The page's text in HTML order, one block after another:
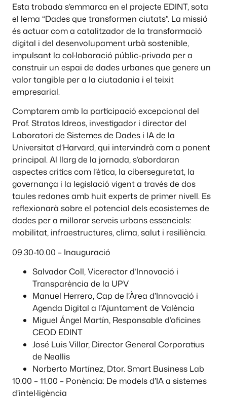
Esta trobada s’emmarca en el projecte EDINT, sota
el lema “Dades que transformen ciutats”. La missió
és actuar com a catalitzador de la transformació
digital i del desenvolupament urbà sostenible,
impulsant la col·laboració públic-privada per a
construir un espai de dades urbanes que genere un
valor tangible per a la ciutadania i el teixit
empresarial.
Comptarem amb la participació excepcional del
Prof. Stratos Idreos, investigador i director del
Laboratori de Sistemes de Dades i IA de la
Universitat d’Harvard, qui intervindrà com a ponent
principal. Al llarg de la jornada, s’abordaran
aspectes critics com l’ètica, la ciberseguretat, la
governança i la legislació vigent a través de dos
taules redones amb huit experts de primer nivell. Es
reflexionarà sobre el potencial dels ecosistemes de
dades per a millorar serveis urbans essencials:
mobilitat, infraestructures, clima, salut i resiliència.
09.30-10.00 – Inauguració
Salvador Coll, Vicerector d’Innovació i
Transparència de la UPV
Manuel Herrero, Cap de l’Àrea d’Innovació i
Agenda Digital a l’Ajuntament de València
Miguel Ángel Martín, Responsable d’oficines
CEOD EDINT
José Luis Villar, Director General Corporatius
de Neallis
Norberto Martínez, Dtor. Smart Business Lab
10.00 – 11.00 – Ponència: De models d’IA a sistemes
d’intel·ligència